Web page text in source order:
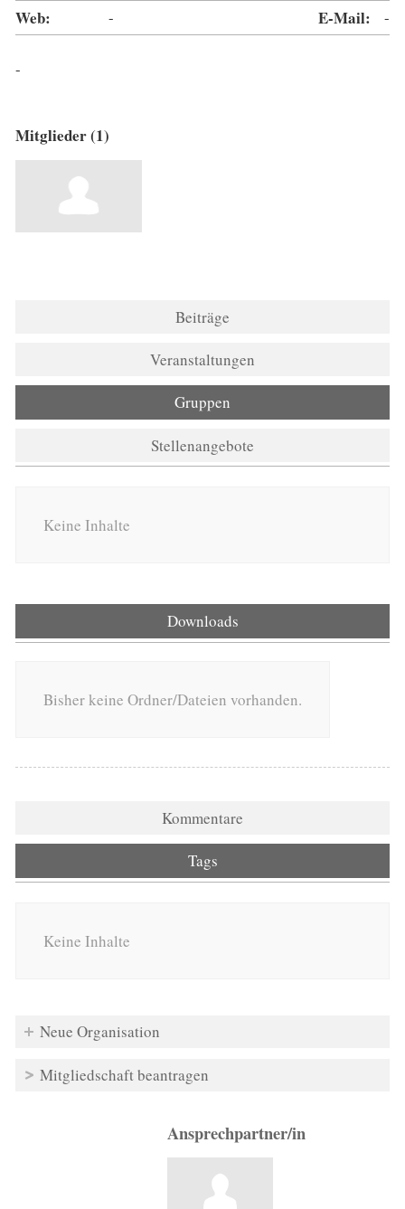
Web: - E-Mail: -
-
Mitglieder (1)
Beiträge
Veranstaltungen
Gruppen
Stellenangebote
Keine Inhalte
Downloads
Bisher keine Ordner/Dateien vorhanden.
Kommentare
Tags
Keine Inhalte
Neue Organisation
Mitgliedschaft beantragen
Ansprechpartner/in